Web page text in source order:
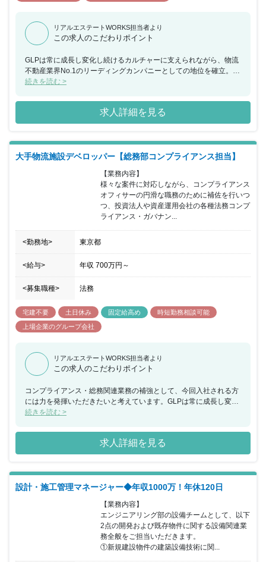
リアルエステートWORKS担当者より
この求人のこだわりポイント
GLPは常に成長し変化し続けるカルチャーに支えられながら、物流
不動産業界No.1のリーディングカンパニーとしての地位を確立。そ
んな会社で世の中に注目される案件を自ら推進し、進化し続ける物
いるポジションは、経験を積みながら将来的にはマネジメントも目
続きを読む >
求人詳細を見る
大手物流施設デベロッパー【総務部コンプライアンス担当】
【業務内容】
様々な案件に対応しながら、コンプライアンス
オフィサーの円滑な職務のために補佐を行いつ
つ、投資法人や資産運用会社の各種法務コンプ
ライアンス・ガバナン...
<勤務地> 東京都
<給与> 年収 700万円 ～
<募集職種> 法務
宅建不要 土日休み 固定給高め
時短勤務相談可能
上場企業のグループ会社
リアルエステートWORKS担当者より
この求人のこだわりポイント
コンプライアンス・総務関連業務の補強として、今回入社される方
には力を発揮いただきたいと考えています。GLPは常に成長し変化
し続けるカルチャーに支えられながら、物流不動産業界No.1のリー
目される案件を自ら推進し、進化し続ける物流施設の未来を創り上
続きを読む >
求人詳細を見る
設計・施工管理マネージャー◆年収1000万！年休120日
【業務内容】
エンジニアリング部の設備チームとして、以下
2点の開発および既存物件に関する設備関連業
務全般をご担当いただきます。
①新規建設物件の建築設備技術に関...